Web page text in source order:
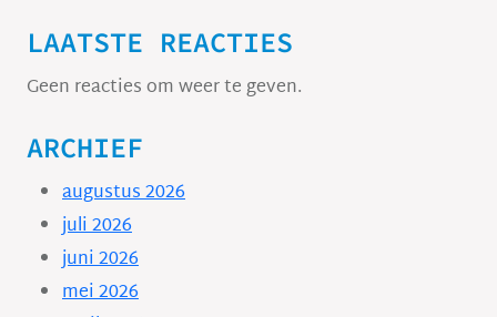
LAATSTE REACTIES
Geen reacties om weer te geven.
ARCHIEF
augustus 2026
juli 2026
juni 2026
mei 2026